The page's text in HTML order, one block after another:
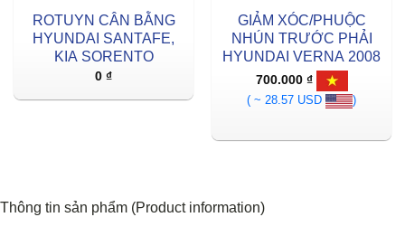
ROTUYN CÂN BẰNG
HYUNDAI SANTAFE,
KIA SORENTO
0 ₫
GIẢM XÓC/PHUỘC
NHÚN TRƯỚC PHẢI
HYUNDAI VERNA 2008
700.000 ₫
( ~ 28.57 USD
)
Thông tin sản phẩm (Product information)